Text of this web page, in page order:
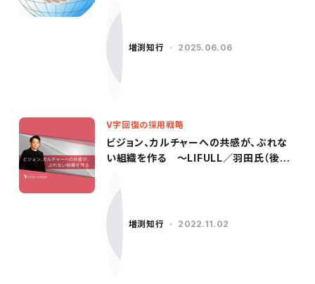
増渕知行 2025.06.06
V字回復の採用戦略
ビジョン、カルチャーへの共感が、ぶれな
い組織を作る ～LIFULL／羽田氏（後
増渕知行 2022.11.02